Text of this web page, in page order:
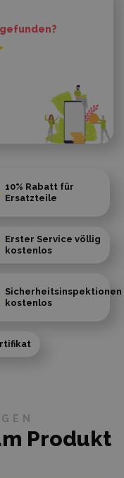
10% Rabatt für
Ersatzteile
Erster Service völlig
kostenlos
Sicherheitsinspektionen
kostenlos
Produkt